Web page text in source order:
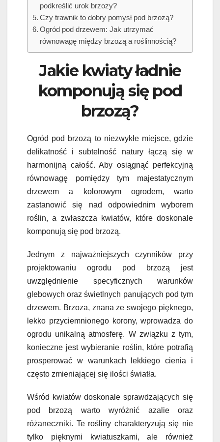
podkreślić urok brzozy?
Czy trawnik to dobry pomysł pod brzozą?
Ogród pod drzewem: Jak utrzymać
równowagę między brzozą a roślinnością?
Jakie kwiaty ładnie
komponują się pod
brzozą?
Ogród pod brzozą to niezwykłe miejsce, gdzie
delikatność i subtelność natury łączą się w
harmonijną całość. Aby osiągnąć perfekcyjną
równowagę pomiędzy tym majestatycznym
drzewem a kolorowym ogrodem, warto
zastanowić się nad odpowiednim wyborem
roślin, a zwłaszcza kwiatów, które doskonale
komponują się pod brzozą.
Jednym z najważniejszych czynników przy
projektowaniu ogrodu pod brzozą jest
uwzględnienie specyficznych warunków
glebowych oraz świetlnych panujących pod tym
drzewem. Brzoza, znana ze swojego pięknego,
lekko przyciemnionego korony, wprowadza do
ogrodu unikalną atmosferę. W związku z tym,
konieczne jest wybieranie roślin, które potrafią
prosperować w warunkach lekkiego cienia i
często zmieniającej się ilości światła.
Wśród kwiatów doskonale sprawdzających się
pod brzozą warto wyróżnić azalie oraz
różaneczniki. Te rośliny charakteryzują się nie
tylko pięknymi kwiatuszkami, ale również